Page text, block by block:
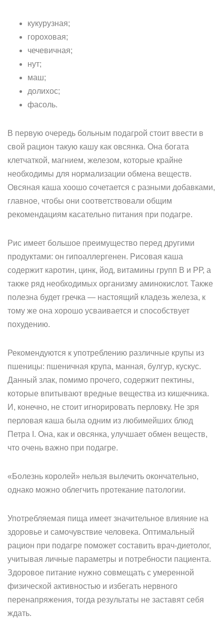
кукурузная;
гороховая;
чечевичная;
нут;
маш;
долихос;
фасоль.
В первую очередь больным подагрой стоит ввести в
свой рацион такую кашу как овсянка. Она богата
клетчаткой, магнием, железом, которые крайне
необходимы для нормализации обмена веществ.
Овсяная каша хоошо сочетается с разными добавками,
главное, чтобы они соответствовали общим
рекомендациям касательно питания при подагре.
Рис имеет большое преимущество перед другими
продуктами: он гипоаллергенен. Рисовая каша
содержит каротин, цинк, йод, витамины групп В и РР, а
также ряд необходимых организму аминокислот. Также
полезна будет гречка — настоящий кладезь железа, к
тому же она хорошо усваивается и способствует
похудению.
Рекомендуются к употреблению различные крупы из
пшеницы: пшеничная крупа, манная, булгур, кускус.
Данный злак, помимо прочего, содержит пектины,
которые впитывают вредные вещества из кишечника.
И, конечно, не стоит игнорировать перловку. Не зря
перловая каша была одним из любимейших блюд
Петра I. Она, как и овсянка, улучшает обмен веществ,
что очень важно при подагре.
«Болезнь королей» нельзя вылечить окончательно,
однако можно облегчить протекание патологии.
Употребляемая пища имеет значительное влияние на
здоровье и самочувствие человека. Оптимальный
рацион при подагре поможет составить врач-диетолог,
учитывая личные параметры и потребности пациента.
Здоровое питание нужно совмещать с умеренной
физической активностью и избегать нервного
перенапряжения, тогда результаты не заставят себя
ждать.